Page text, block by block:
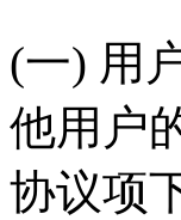
(一) 用
他用户
协议项